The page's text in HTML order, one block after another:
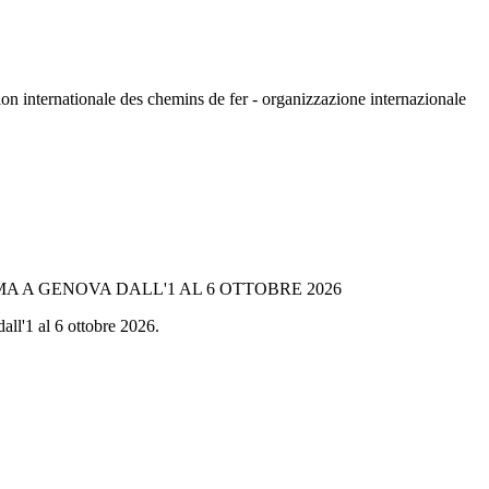
internationale des chemins de fer - organizzazione internazionale
A GENOVA DALL'1 AL 6 OTTOBRE 2026
al 6 ottobre 2026.